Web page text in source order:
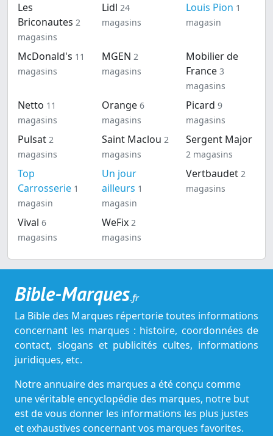
Les
Briconautes 2
magasins
Lidl 24
magasins
Louis Pion 1
magasin
McDonald's 11
magasins
MGEN 2
magasins
Mobilier de
France 3
magasins
Netto 11
magasins
Orange 6
magasins
Picard 9
magasins
Pulsat 2
magasins
Saint Maclou 2
magasins
Sergent Major
2 magasins
Top
Carrosserie 1
magasin
Un jour
ailleurs 1
magasin
Vertbaudet 2
magasins
Vival 6
magasins
WeFix 2
magasins
Bible-Marques.fr
La Bible des Marques répertorie toutes informations
concernant les marques : histoire, coordonnées de
contact, slogans et publicités cultes, informations
juridiques, etc.
Notre annuaire des marques a été conçu comme
une véritable encyclopédie des marques, notre but
est de vous donner les informations les plus justes
et exhaustives concernant vos marques favorites.